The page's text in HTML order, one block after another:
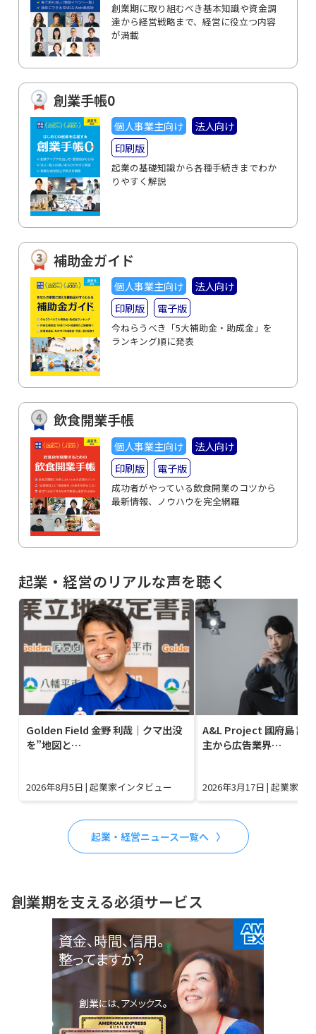
創業期に取り組むべき基本知識や資金調
達から経営戦略まで、経営に役立つ内容
が満載
創業手帳0
個人事業主向け
法人向け
印刷版
起業の基礎知識から各種手続きまでわか
りやすく解説
補助金ガイド
個人事業主向け
法人向け
印刷版
電子版
今ねらうべき「5大補助金・助成金」を
ランキング順に発表
飲食開業手帳
個人事業主向け
法人向け
印刷版
電子版
成功者がやっている飲食開業のコツから
最新情報、ノウハウを完全網羅
起業・経営のリアルな声を聴く
Golden Field 金野 利哉｜クマ出没
を”地図と…
2026年8月5日 | 起業家インタビュー
A&L Project 國府島 誠
主から広告業界…
2026年3月17日 | 起業家イ
起業・経営ニュース一覧へ
創業期を支える必須サービス